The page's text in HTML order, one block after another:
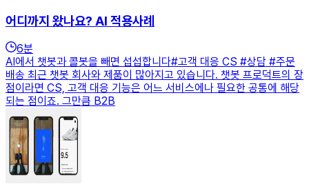
어디까지 왔나요? AI 적용사례
6분
AI에서 챗봇과 콜봇을 빼면 섭섭합니다#고객 대응 CS #상담 #주문
배송 최근 챗봇 회사와 제품이 많아지고 있습니다. 챗봇 프로덕트의 장
점이라면 CS, 고객 대응 기능은 어느 서비스에나 필요한 공통에 해당
되는 점이죠. 그만큼 B2B